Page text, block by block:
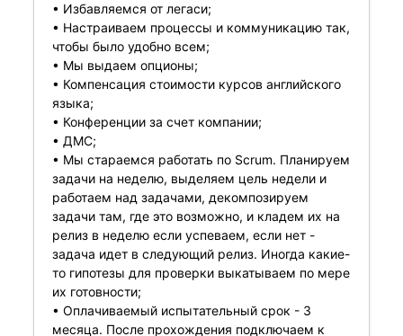
• Избавляемся от легаси;
• Настраиваем процессы и коммуникацию так,
чтобы было удобно всем;
• Мы выдаем опционы;
• Компенсация стоимости курсов английского
языка;
• Конференции за счет компании;
• ДМС;
• Мы стараемся работать по Scrum. Планируем
задачи на неделю, выделяем цель недели и
работаем над задачами, декомпозируем
задачи там, где это возможно, и кладем их на
релиз в неделю если успеваем, если нет -
задача идет в следующий релиз. Иногда какие-
то гипотезы для проверки выкатываем по мере
их готовности;
• Оплачиваемый испытательный срок - 3
месяца. После прохождения подключаем к